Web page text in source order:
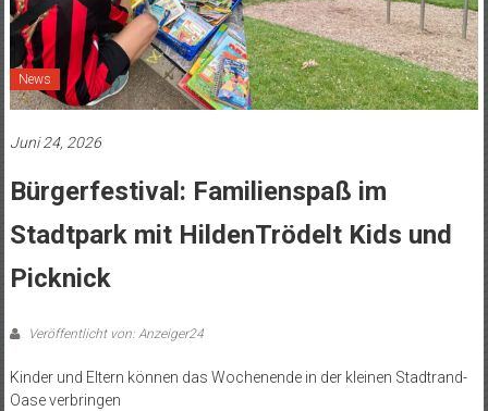
News
Juni 24, 2026
Bürgerfestival: Familienspaß im
Stadtpark mit HildenTrödelt Kids und
Picknick
Veröffentlicht von: Anzeiger24
Kinder und Eltern können das Wochenende in der kleinen Stadtrand-
Oase verbringen